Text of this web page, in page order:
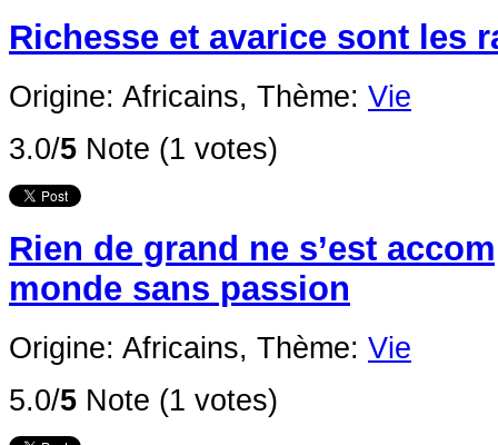
Richesse et avarice sont les
Origine: Africains, Thème: Vie
3.0/5 Note (1 votes)
Rien de grand ne s’est
monde sans passion
Origine: Africains, Thème: Vie
5.0/5 Note (1 votes)